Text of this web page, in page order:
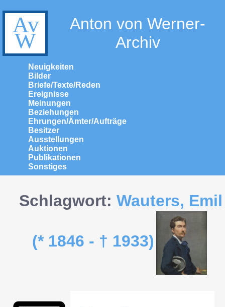
Anton von Werner-
Archiv
Neuigkeiten
Bilder
Briefe/Texte/Reden
Ereignisse
Meinungen
Beziehungen
Ehrungen/Ämter/Aufträge
Besitzer
Ausstellungen
Auktionen
Publikationen
Sonstiges
Schlagwort: Wauters, Emil
(* 1846 - † 1933)